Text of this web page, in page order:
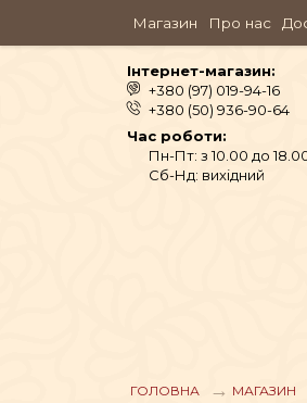
Магазин Про нас
Інтернет-магазин:
+380 (97) 019-94-16
+380 (50) 936-90-64
Час роботи:
Пн-Пт: з 10.00 до
Сб-Нд: вихідний
ГОЛОВНА МАГАЗИН